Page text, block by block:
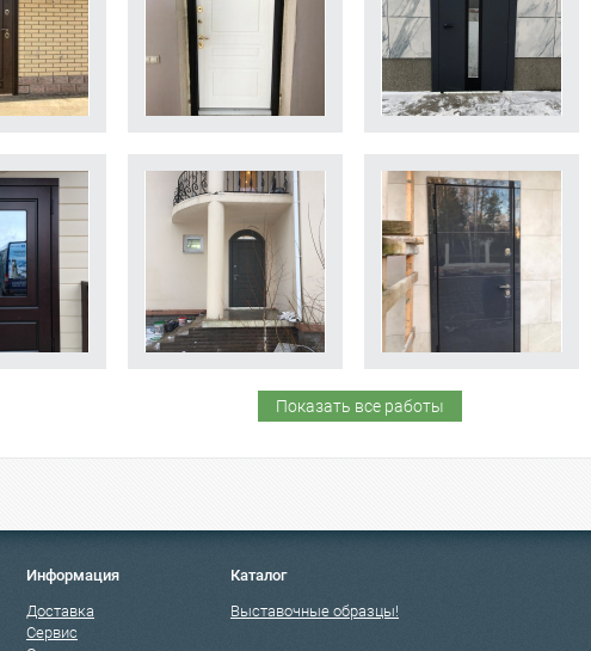
Показать все работы
Информация
Доставка
Сервис
Каталог
Выставочные образцы!